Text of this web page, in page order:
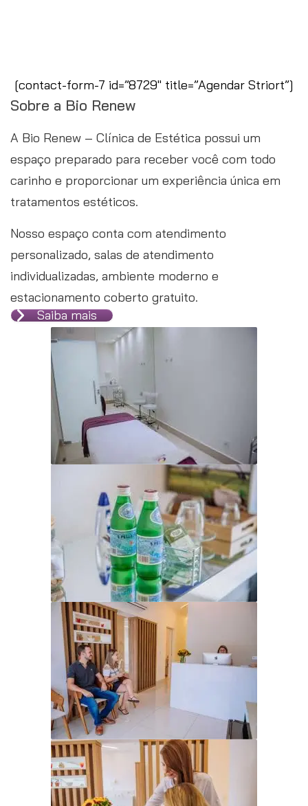
[contact-form-7 id=”8729″ title=”Agendar Striort”]
Sobre a Bio Renew
A Bio Renew – Clínica de Estética possui um
espaço preparado para receber você com todo
carinho e proporcionar um experiência única em
tratamentos estéticos.
Nosso espaço conta com atendimento
personalizado, salas de atendimento
individualizadas, ambiente moderno e
estacionamento coberto gratuito.
Saiba mais